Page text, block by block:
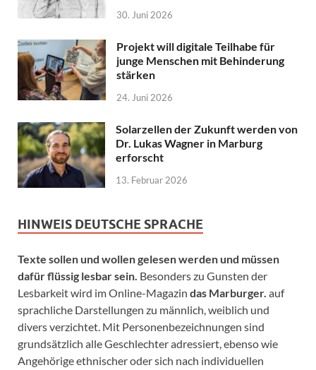
30. Juni 2026
Projekt will digitale Teilhabe für
junge Menschen mit Behinderung
stärken
24. Juni 2026
Solarzellen der Zukunft werden von
Dr. Lukas Wagner in Marburg
erforscht
13. Februar 2026
HINWEIS DEUTSCHE SPRACHE
Texte sollen und wollen gelesen werden und müssen
dafür flüssig lesbar sein. Besonders zu Gunsten der
Lesbarkeit wird im Online-Magazin das Marburger. auf
sprachliche Darstellungen zu männlich, weiblich und
divers verzichtet. Mit Personenbezeichnungen sind
grundsätzlich alle Geschlechter adressiert, ebenso wie
Angehörige ethnischer oder sich nach individuellen